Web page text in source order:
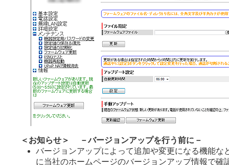
＜お知らせ＞ －バージョンアップを行う前に－
バージョンアップによって追加や変更になる機能な
に当社のホームページのバージョンアップ情報で確